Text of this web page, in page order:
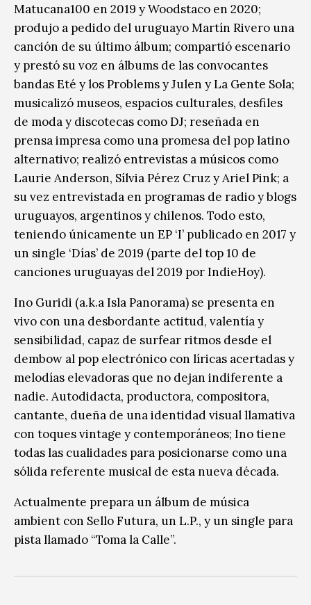
Matucana100 en 2019 y Woodstaco en 2020;
produjo a pedido del uruguayo Martín Rivero una
canción de su último álbum; compartió escenario
y prestó su voz en álbums de las convocantes
bandas Eté y los Problems y Julen y La Gente Sola;
musicalizó museos, espacios culturales, desfiles
de moda y discotecas como DJ; reseñada en
prensa impresa como una promesa del pop latino
alternativo; realizó entrevistas a músicos como
Laurie Anderson, Sílvia Pérez Cruz y Ariel Pink; a
su vez entrevistada en programas de radio y blogs
uruguayos, argentinos y chilenos. Todo esto,
teniendo únicamente un EP ‘I’ publicado en 2017 y
un single ‘Días’ de 2019 (parte del top 10 de
canciones uruguayas del 2019 por IndieHoy).
Ino Guridi (a.k.a Isla Panorama) se presenta en
vivo con una desbordante actitud, valentía y
sensibilidad, capaz de surfear ritmos desde el
dembow al pop electrónico con líricas acertadas y
melodías elevadoras que no dejan indiferente a
nadie. Autodidacta, productora, compositora,
cantante, dueña de una identidad visual llamativa
con toques vintage y contemporáneos; Ino tiene
todas las cualidades para posicionarse como una
sólida referente musical de esta nueva década.
Actualmente prepara un álbum de música
ambient con Sello Futura, un L.P., y un single para
pista llamado “Toma la Calle”.